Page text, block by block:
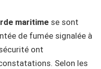
maritime se sont
de fumée signalée à
ont
Selon les